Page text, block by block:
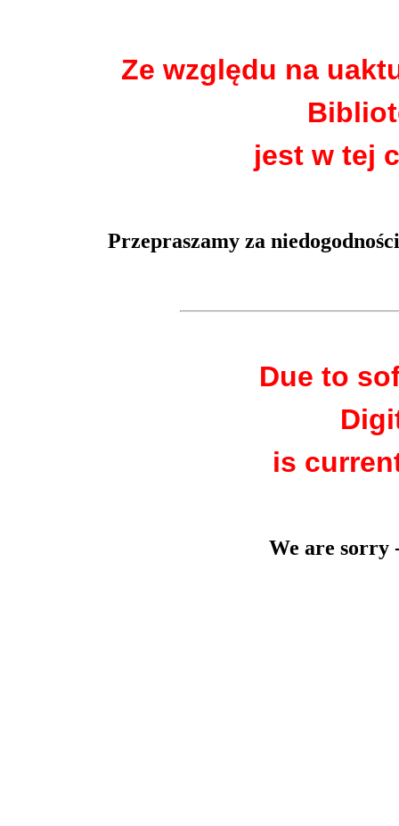
Ze względu na
jest w tej
Przepraszamy za
Due to
is
We are sorry